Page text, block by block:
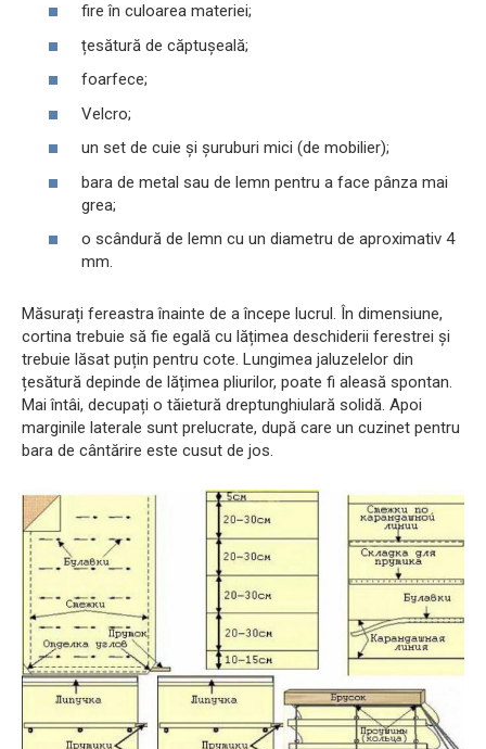
fire în culoarea materiei;
țesătură de căptușeală;
foarfece;
Velcro;
un set de cuie și șuruburi mici (de mobilier);
bara de metal sau de lemn pentru a face pânza mai
grea;
o scândură de lemn cu un diametru de aproximativ 4
mm.
Măsurați fereastra înainte de a începe lucrul. În dimensiune,
cortina trebuie să fie egală cu lățimea deschiderii ferestrei și
trebuie lăsat puțin pentru cote. Lungimea jaluzelelor din
țesătură depinde de lățimea pliurilor, poate fi aleasă spontan.
Mai întâi, decupați o tăietură dreptunghiulară solidă. Apoi
marginile laterale sunt prelucrate, după care un cuzinet pentru
bara de cântărire este cusut de jos.